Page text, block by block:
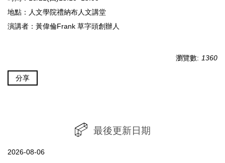
地點：人文學院禮納布人文講堂
演講者：黃偉倫Frank 草字頭創辦人
瀏覽數: 1360
分享
最後更新日期
2026-08-06